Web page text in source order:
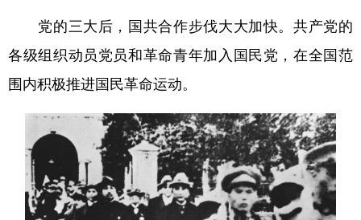
党的三大后，国共合作步伐大大加快。共产党的
各级组织动员党员和革命青年加入国民党，在全国范
围内积极推进国民革命运动。